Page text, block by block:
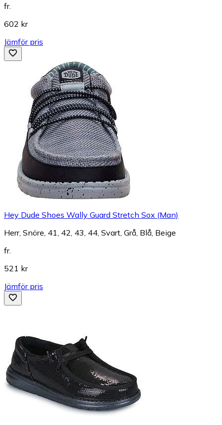
fr.
602 kr
Jämför pris
Hey Dude Shoes Wally Guard Stretch Sox (Man)
Herr, Snöre, 41, 42, 43, 44, Svart, Grå, Blå, Beige
fr.
521 kr
Jämför pris